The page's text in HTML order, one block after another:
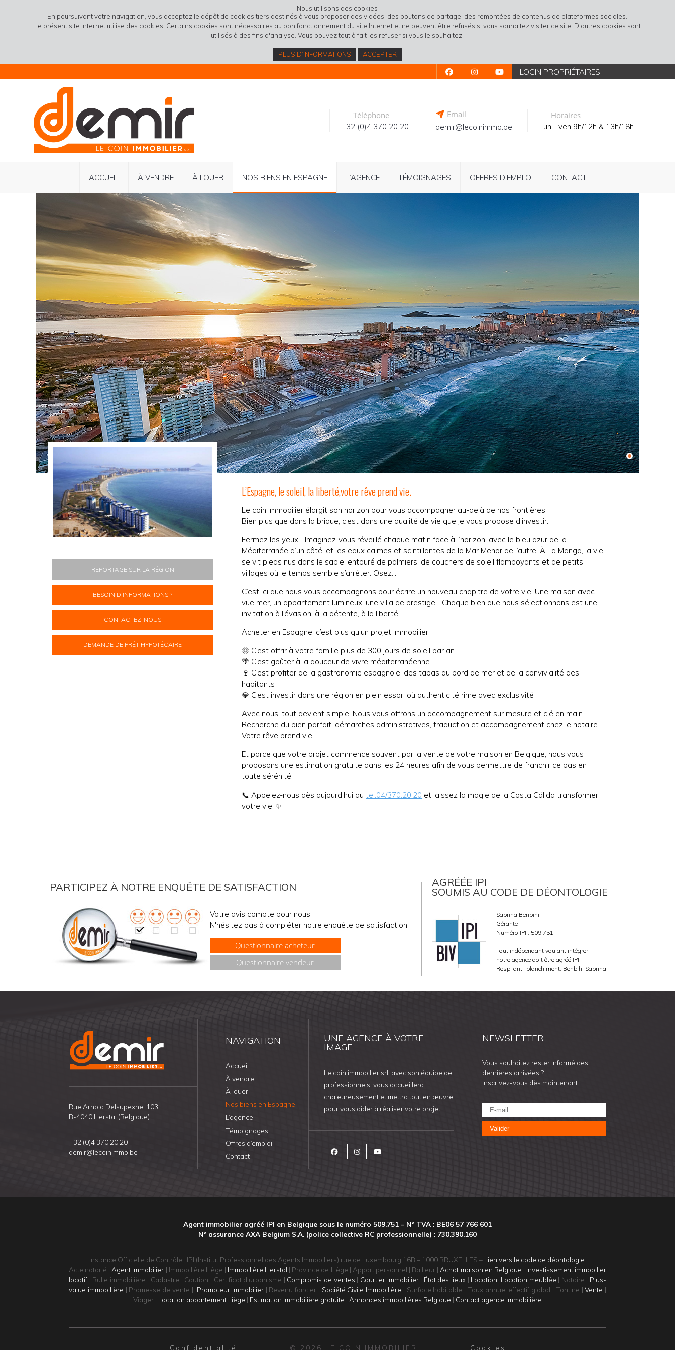
Nous utilisons des cookies
En poursuivant votre navigation, vous acceptez le dépôt de cookies tiers destinés à vous proposer des vidéos, des boutons de partage, des remontées de contenus de plateformes sociales.
Le présent site Internet utilise des cookies. Certains cookies sont nécessaires au bon fonctionnement du site Internet et ne peuvent être refusés si vous souhaitez visiter ce site. D'autres cookies sont
utilisés à des fins d'analyse. Vous pouvez tout à fait les refuser si vous le souhaitez.
PLUS D’INFORMATIONS ACCEPTER
LOGIN PROPRIÉTAIRES
Téléphone
+32 (0)4 370 20 20
Email
demir@lecoinimmo.be
Horaires
Lun - ven 9h/12h & 13h/18h
ACCUEIL À VENDRE À LOUER NOS BIENS EN ESPAGNE L’AGENCE TÉMOIGNAGES OFFRES D’EMPLOI CONTACT
REPORTAGE SUR LA RÉGION
BESOIN D’INFORMATIONS ?
CONTACTEZ-NOUS
DEMANDE DE PRÊT HYPOTÉCAIRE
L’Espagne, le soleil, la liberté,votre rêve prend vie.
Le coin immobilier élargit son horizon pour vous accompagner au-delà de nos frontières.
Bien plus que dans la brique, c’est dans une qualité de vie que je vous propose d’investir.
Fermez les yeux… Imaginez-vous réveillé chaque matin face à l’horizon, avec le bleu azur de la
Méditerranée d’un côté, et les eaux calmes et scintillantes de la Mar Menor de l’autre. À La Manga, la vie
se vit pieds nus dans le sable, entouré de palmiers, de couchers de soleil flamboyants et de petits
villages où le temps semble s’arrêter. Osez…
C’est ici que nous vous accompagnons pour écrire un nouveau chapitre de votre vie. Une maison avec
vue mer, un appartement lumineux, une villa de prestige… Chaque bien que nous sélectionnons est une
invitation à l’évasion, à la détente, à la liberté.
Acheter en Espagne, c’est plus qu’un projet immobilier :
🌞 C’est offrir à votre famille plus de 300 jours de soleil par an
🌴 C’est goûter à la douceur de vivre méditerranéenne
🍷 C’est profiter de la gastronomie espagnole, des tapas au bord de mer et de la convivialité des
habitants
💎 C’est investir dans une région en plein essor, où authenticité rime avec exclusivité
Avec nous, tout devient simple. Nous vous offrons un accompagnement sur mesure et clé en main.
Recherche du bien parfait, démarches administratives, traduction et accompagnement chez le notaire…
Votre rêve prend vie.
Et parce que votre projet commence souvent par la vente de votre maison en Belgique, nous vous
proposons une estimation gratuite dans les 24 heures afin de vous permettre de franchir ce pas en
toute sérénité.
📞 Appelez-nous dès aujourd’hui au tel:04/370.20.20 et laissez la magie de la Costa Cálida transformer
votre vie. ✨
PARTICIPEZ À NOTRE ENQUÊTE DE SATISFACTION
Votre avis compte pour nous !
N'hésitez pas à compléter notre enquête de satisfaction.
Questionnaire acheteur
Questionnaire vendeur
AGRÉÉE IPI
SOUMIS AU CODE DE DÉONTOLOGIE
Sabrina Benbihi
Gérante
Numéro IPI : 509.751
Tout indépendant voulant intégrer
notre agence doit être agréé IPI
Resp. anti-blanchiment: Benbihi Sabrina
Rue Arnold Delsupexhe, 103
B-4040 Herstal (Belgique)
+32 (0)4 370 20 20
demir@lecoinimmo.be
NAVIGATION
Accueil
À vendre
À louer
Nos biens en Espagne
L’agence
Témoignages
Offres d’emploi
Contact
UNE AGENCE À VOTRE
IMAGE
Le coin immobilier srl, avec son équipe de
professionnels, vous accueillera
chaleureusement et mettra tout en œuvre
pour vous aider à réaliser votre projet.
NEWSLETTER
Vous souhaitez rester informé des
dernières arrivées ?
Inscrivez-vous dès maintenant.
Valider
Agent immobilier agréé IPI en Belgique sous le numéro 509.751 – N° TVA : BE06 57 766 601
N° assurance AXA Belgium S.A. (police collective RC professionnelle) : 730.390.160
Instance Officielle de Contrôle : IPI (Institut Professionnel des Agents Immobiliers) rue de Luxembourg 16B – 1000 BRUXELLES – Lien vers le code de déontologie
Acte notarié | Agent immobilier | Immobilière Liège | Immobilière Herstal | Province de Liège | Apport personnel | Bailleur | Achat maison en Belgique | Investissement immobilier
locatif | Bulle immobilière | Cadastre | Caution | Certificat d’urbanisme | Compromis de ventes | Courtier immobilier| État des lieux | Location |Location meublée | Notaire | Plus-
value immobilière | Promesse de vente | Promoteur immobilier| Revenu foncier | Société Civile Immobilière | Surface habitable | Taux annuel effectif global | Tontine |Vente |
Viager | Location appartement Liège | Estimation immobilière gratuite | Annonces immobilières Belgique | Contact agence immobilière
Confidentialité © 2026 LE COIN IMMOBILIER Cookies